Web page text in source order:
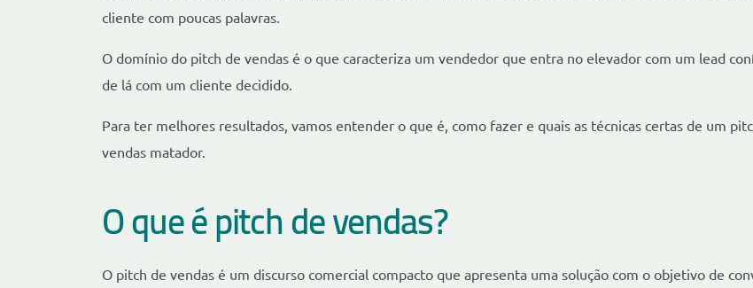
cliente com poucas palavras.
O domínio do pitch de vendas é o que caracteriza um vendedor que entra no elevador com um lead
de lá com um cliente decidido.
Para ter melhores resultados, vamos entender o que é, como fazer e quais as técnicas certas de um
vendas matador.
O que é pitch de vendas?
O pitch de vendas é um discurso comercial compacto que apresenta uma solução com o objetivo de